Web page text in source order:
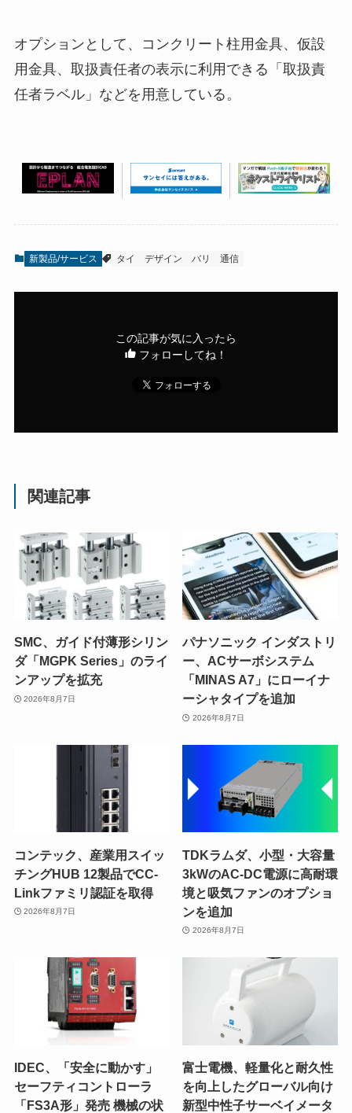
オプションとして、コンクリート柱用金具、仮設
用金具、取扱責任者の表示に利用できる「取扱責
任者ラベル」などを用意している。
新製品/サービス タイ デザイン バリ 通信
この記事が気に入ったら
フォローしてね！
関連記事
SMC、ガイド付薄形シリン
ダ「MGPK Series」のライ
ンアップを拡充
2026年8月7日
パナソニック インダストリ
ー、ACサーボシステム
「MINAS A7」にローイナ
ーシャタイプを追加
2026年8月7日
コンテック、産業用スイッ
チングHUB 12製品でCC-
Linkファミリ認証を取得
2026年8月7日
TDKラムダ、小型・大容量
3kWのAC-DC電源に高耐環
境と吸気ファンのオプショ
ンを追加
2026年8月7日
IDEC、「安全に動かす」
セーフティコントローラ
「FS3A形」発売 機械の状
富士電機、軽量化と耐久性
を向上したグローバル向け
新型中性子サーベイメータ